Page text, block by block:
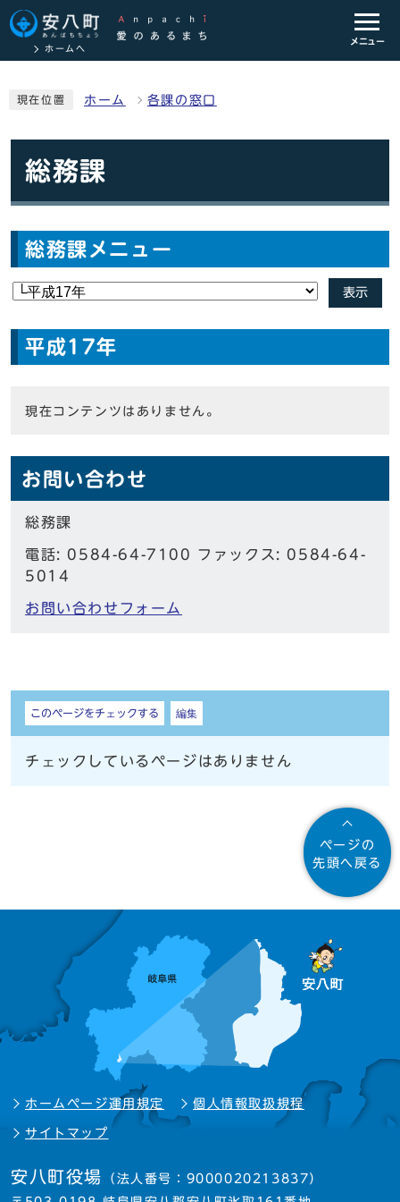
ホームへ
メニュー
現在位置 ホーム 各課の窓口
総務課
総務課メニュー
表示
平成17年
現在コンテンツはありません。
お問い合わせ
総務課
電話: 0584-64-7100 ファックス: 0584-64-
5014
お問い合わせフォーム
しおり
このページをチェックする 編集
チェックしているページはありません
ページの
先頭へ戻る
ホームページ運用規定 個人情報取扱規程
サイトマップ
安八町役場 （法人番号：9000020213837）